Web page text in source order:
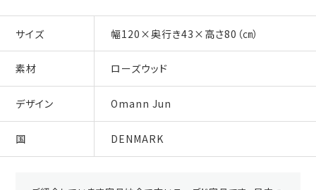
サイズ 幅120×奥行き43×高さ80（㎝）
素材 ローズウッド
デザイン Omann Jun
国 DENMARK